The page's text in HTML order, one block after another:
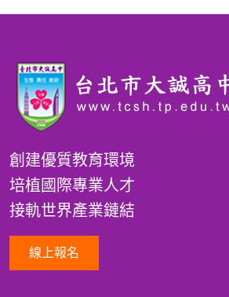
創建優質教育環境
培植國際專業人才
接軌世界產業鏈結
線上報名